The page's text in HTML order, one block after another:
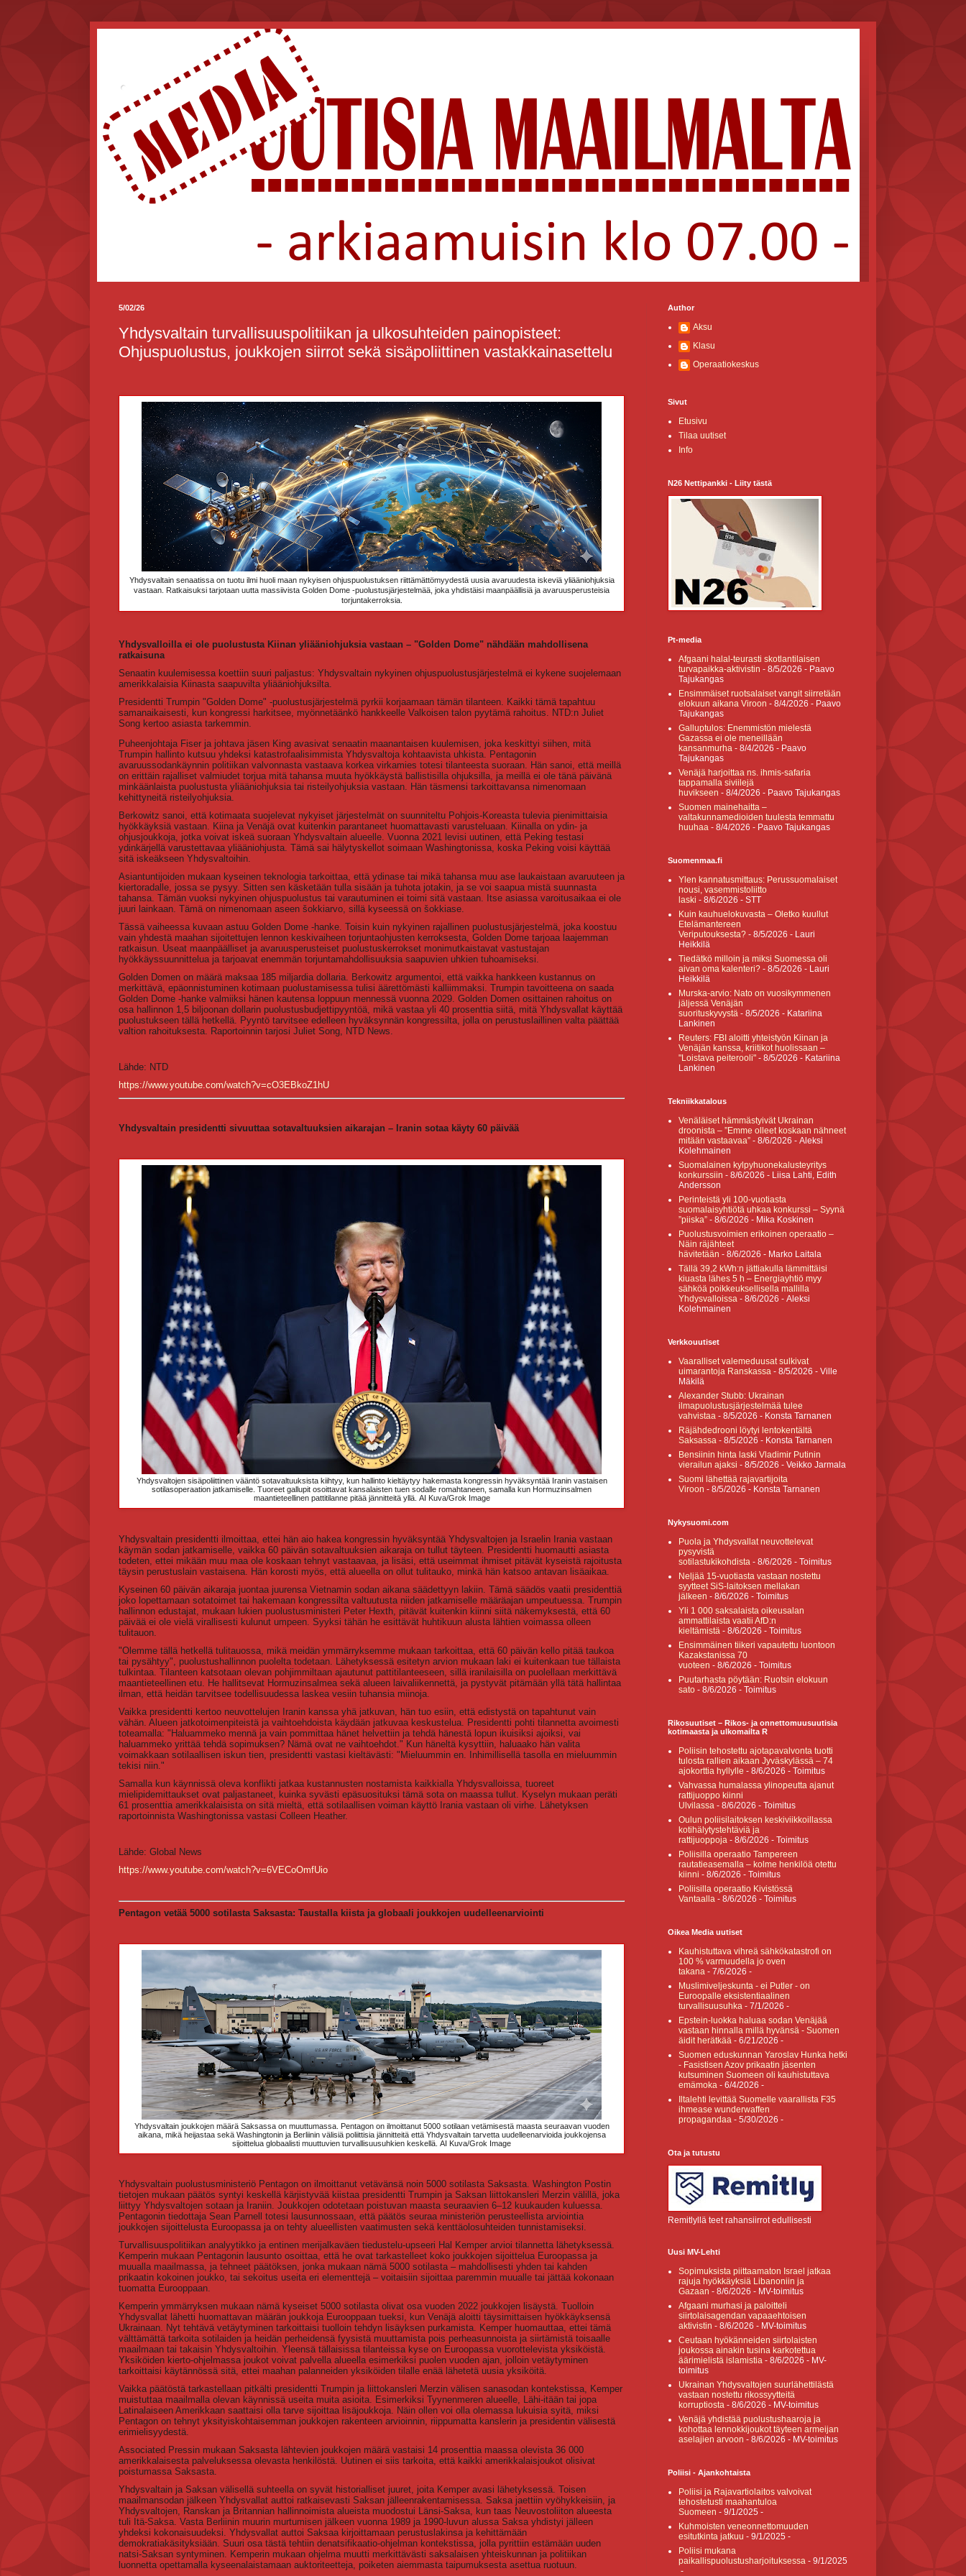
.
5/02/26
Yhdysvaltain turvallisuuspolitiikan ja ulkosuhteiden painopisteet:
Ohjuspuolustus, joukkojen siirrot sekä sisäpoliittinen vastakkainasettelu
Yhdysvaltain senaatissa on tuotu ilmi huoli maan nykyisen ohjuspuolustuksen riittämättömyydestä uusia avaruudesta iskeviä yliääniohjuksia
vastaan. Ratkaisuksi tarjotaan uutta massiivista Golden Dome -puolustusjärjestelmää, joka yhdistäisi maanpäällisiä ja avaruusperusteisia
torjuntakerroksia.
Yhdysvalloilla ei ole puolustusta Kiinan yliääniohjuksia vastaan – "Golden Dome" nähdään mahdollisena
ratkaisuna
Senaatin kuulemisessa koettiin suuri paljastus: Yhdysvaltain nykyinen ohjuspuolustusjärjestelmä ei kykene suojelemaan
amerikkalaisia Kiinasta saapuvilta yliääniohjuksilta.
Presidentti Trumpin "Golden Dome" -puolustusjärjestelmä pyrkii korjaamaan tämän tilanteen. Kaikki tämä tapahtuu
samanaikaisesti, kun kongressi harkitsee, myönnetäänkö hankkeelle Valkoisen talon pyytämä rahoitus. NTD:n Juliet
Song kertoo asiasta tarkemmin.
Puheenjohtaja Fiser ja johtava jäsen King avasivat senaatin maanantaisen kuulemisen, joka keskittyi siihen, mitä
Trumpin hallinto kutsuu yhdeksi katastrofaalisimmista Yhdysvaltoja kohtaavista uhkista. Pentagonin
avaruussodankäynnin politiikan valvonnasta vastaava korkea virkamies totesi tilanteesta suoraan. Hän sanoi, että meillä
on erittäin rajalliset valmiudet torjua mitä tahansa muuta hyökkäystä ballistisilla ohjuksilla, ja meillä ei ole tänä päivänä
minkäänlaista puolustusta yliääniohjuksia tai risteilyohjuksia vastaan. Hän täsmensi tarkoittavansa nimenomaan
kehittyneitä risteilyohjuksia.
Berkowitz sanoi, että kotimaata suojelevat nykyiset järjestelmät on suunniteltu Pohjois-Koreasta tulevia pienimittaisia
hyökkäyksiä vastaan. Kiina ja Venäjä ovat kuitenkin parantaneet huomattavasti varusteluaan. Kiinalla on ydin- ja
ohjusjoukkoja, jotka voivat iskeä suoraan Yhdysvaltain alueelle. Vuonna 2021 levisi uutinen, että Peking testasi
ydinkärjellä varustettavaa yliääniohjusta. Tämä sai hälytyskellot soimaan Washingtonissa, koska Peking voisi käyttää
sitä iskeäkseen Yhdysvaltoihin.
Asiantuntijoiden mukaan kyseinen teknologia tarkoittaa, että ydinase tai mikä tahansa muu ase laukaistaan avaruuteen ja
kiertoradalle, jossa se pysyy. Sitten sen käsketään tulla sisään ja tuhota jotakin, ja se voi saapua mistä suunnasta
tahansa. Tämän vuoksi nykyinen ohjuspuolustus tai varautuminen ei toimi sitä vastaan. Itse asiassa varoitusaikaa ei ole
juuri lainkaan. Tämä on nimenomaan aseen šokkiarvo, sillä kyseessä on šokkiase.
Tässä vaiheessa kuvaan astuu Golden Dome -hanke. Toisin kuin nykyinen rajallinen puolustusjärjestelmä, joka koostuu
vain yhdestä maahan sijoitettujen lennon keskivaiheen torjuntaohjusten kerroksesta, Golden Dome tarjoaa laajemman
ratkaisun. Useat maanpäälliset ja avaruusperusteiset puolustuskerrokset monimutkaistavat vastustajan
hyökkäyssuunnittelua ja tarjoavat enemmän torjuntamahdollisuuksia saapuvien uhkien tuhoamiseksi.
Golden Domen on määrä maksaa 185 miljardia dollaria. Berkowitz argumentoi, että vaikka hankkeen kustannus on
merkittävä, epäonnistuminen kotimaan puolustamisessa tulisi äärettömästi kalliimmaksi. Trumpin tavoitteena on saada
Golden Dome -hanke valmiiksi hänen kautensa loppuun mennessä vuonna 2029. Golden Domen osittainen rahoitus on
osa hallinnon 1,5 biljoonan dollarin puolustusbudjettipyyntöä, mikä vastaa yli 40 prosenttia siitä, mitä Yhdysvallat käyttää
puolustukseen tällä hetkellä. Pyyntö tarvitsee edelleen hyväksynnän kongressilta, jolla on perustuslaillinen valta päättää
valtion rahoituksesta. Raportoinnin tarjosi Juliet Song, NTD News.
Lähde: NTD
https://www.youtube.com/watch?v=cO3EBkoZ1hU
Yhdysvaltain presidentti sivuuttaa sotavaltuuksien aikarajan – Iranin sotaa käyty 60 päivää
Yhdysvaltojen sisäpoliittinen vääntö sotavaltuuksista kiihtyy, kun hallinto kieltäytyy hakemasta kongressin hyväksyntää Iranin vastaisen
sotilasoperaation jatkamiselle. Tuoreet gallupit osoittavat kansalaisten tuen sodalle romahtaneen, samalla kun Hormuzinsalmen
maantieteellinen pattitilanne pitää jännitteitä yllä. AI Kuva/Grok Image
Yhdysvaltain presidentti ilmoittaa, ettei hän aio hakea kongressin hyväksyntää Yhdysvaltojen ja Israelin Irania vastaan
käymän sodan jatkamiselle, vaikka 60 päivän sotavaltuuksien aikaraja on tullut täyteen. Presidentti huomautti asiasta
todeten, ettei mikään muu maa ole koskaan tehnyt vastaavaa, ja lisäsi, että useimmat ihmiset pitävät kyseistä rajoitusta
täysin perustuslain vastaisena. Hän korosti myös, että alueella on ollut tulitauko, minkä hän katsoo antavan lisäaikaa.
Kyseinen 60 päivän aikaraja juontaa juurensa Vietnamin sodan aikana säädettyyn lakiin. Tämä säädös vaatii presidenttiä
joko lopettamaan sotatoimet tai hakemaan kongressilta valtuutusta niiden jatkamiselle määräajan umpeutuessa. Trumpin
hallinnon edustajat, mukaan lukien puolustusministeri Peter Hexth, pitävät kuitenkin kiinni siitä näkemyksestä, että 60
päivää ei ole vielä virallisesti kulunut umpeen. Syyksi tähän he esittävät huhtikuun alusta lähtien voimassa olleen
tulitauon.
"Olemme tällä hetkellä tulitauossa, mikä meidän ymmärryksemme mukaan tarkoittaa, että 60 päivän kello pitää taukoa
tai pysähtyy", puolustushallinnon puolelta todetaan. Lähetyksessä esitetyn arvion mukaan laki ei kuitenkaan tue tällaista
tulkintaa. Tilanteen katsotaan olevan pohjimmiltaan ajautunut pattitilanteeseen, sillä iranilaisilla on puolellaan merkittävä
maantieteellinen etu. He hallitsevat Hormuzinsalmea sekä alueen laivaliikennettä, ja pystyvät pitämään yllä tätä hallintaa
ilman, että heidän tarvitsee todellisuudessa laskea vesiin tuhansia miinoja.
Vaikka presidentti kertoo neuvottelujen Iranin kanssa yhä jatkuvan, hän tuo esiin, että edistystä on tapahtunut vain
vähän. Alueen jatkotoimenpiteistä ja vaihtoehdoista käydään jatkuvaa keskustelua. Presidentti pohti tilannetta avoimesti
toteamalla: "Haluammeko mennä ja vain pommittaa hänet helvettiin ja tehdä hänestä lopun ikuisiksi ajoiksi, vai
haluammeko yrittää tehdä sopimuksen? Nämä ovat ne vaihtoehdot." Kun häneltä kysyttiin, haluaako hän valita
voimakkaan sotilaallisen iskun tien, presidentti vastasi kieltävästi: "Mieluummin en. Inhimillisellä tasolla en mieluummin
tekisi niin."
Samalla kun käynnissä oleva konflikti jatkaa kustannusten nostamista kaikkialla Yhdysvalloissa, tuoreet
mielipidemittaukset ovat paljastaneet, kuinka syvästi epäsuosituksi tämä sota on maassa tullut. Kyselyn mukaan peräti
61 prosenttia amerikkalaisista on sitä mieltä, että sotilaallisen voiman käyttö Irania vastaan oli virhe. Lähetyksen
raportoinnista Washingtonissa vastasi Colleen Heather.
Lähde: Global News
https://www.youtube.com/watch?v=6VECoOmfUio
Pentagon vetää 5000 sotilasta Saksasta: Taustalla kiista ja globaali joukkojen uudelleenarviointi
Yhdysvaltain joukkojen määrä Saksassa on muuttumassa. Pentagon on ilmoittanut 5000 sotilaan vetämisestä maasta seuraavan vuoden
aikana, mikä heijastaa sekä Washingtonin ja Berliinin välisiä poliittisia jännitteitä että Yhdysvaltain tarvetta uudelleenarvioida joukkojensa
sijoittelua globaalisti muuttuvien turvallisuusuhkien keskellä. AI Kuva/Grok Image
Yhdysvaltain puolustusministeriö Pentagon on ilmoittanut vetävänsä noin 5000 sotilasta Saksasta. Washington Postin
tietojen mukaan päätös syntyi keskellä kärjistyvää kiistaa presidentti Trumpin ja Saksan liittokansleri Merzin välillä, joka
liittyy Yhdysvaltojen sotaan ja Iraniin. Joukkojen odotetaan poistuvan maasta seuraavien 6–12 kuukauden kuluessa.
Pentagonin tiedottaja Sean Parnell totesi lausunnossaan, että päätös seuraa ministeriön perusteellista arviointia
joukkojen sijoittelusta Euroopassa ja on tehty alueellisten vaatimusten sekä kenttäolosuhteiden tunnistamiseksi.
Turvallisuuspolitiikan analyytikko ja entinen merijalkaväen tiedustelu-upseeri Hal Kemper arvioi tilannetta lähetyksessä.
Kemperin mukaan Pentagonin lausunto osoittaa, että he ovat tarkastelleet koko joukkojen sijoittelua Euroopassa ja
muualla maailmassa, ja tehneet päätöksen, jonka mukaan nämä 5000 sotilasta – mahdollisesti yhden tai kahden
prikaatin kokoinen joukko, tai sekoitus useita eri elementtejä – voitaisiin sijoittaa paremmin muualle tai jättää kokonaan
tuomatta Eurooppaan.
Kemperin ymmärryksen mukaan nämä kyseiset 5000 sotilasta olivat osa vuoden 2022 joukkojen lisäystä. Tuolloin
Yhdysvallat lähetti huomattavan määrän joukkoja Eurooppaan tueksi, kun Venäjä aloitti täysimittaisen hyökkäyksensä
Ukrainaan. Nyt tehtävä vetäytyminen tarkoittaisi tuolloin tehdyn lisäyksen purkamista. Kemper huomauttaa, ettei tämä
välttämättä tarkoita sotilaiden ja heidän perheidensä fyysistä muuttamista pois perheasunnoista ja siirtämistä toisaalle
maailmaan tai takaisin Yhdysvaltoihin. Yleensä tällaisissa tilanteissa kyse on Euroopassa vuorottelevista yksiköistä.
Yksiköiden kierto-ohjelmassa joukot voivat palvella alueella esimerkiksi puolen vuoden ajan, jolloin vetäytyminen
tarkoittaisi käytännössä sitä, ettei maahan palanneiden yksiköiden tilalle enää lähetetä uusia yksiköitä.
Vaikka päätöstä tarkastellaan pitkälti presidentti Trumpin ja liittokansleri Merzin välisen sanasodan kontekstissa, Kemper
muistuttaa maailmalla olevan käynnissä useita muita asioita. Esimerkiksi Tyynenmeren alueelle, Lähi-itään tai jopa
Latinalaiseen Amerikkaan saattaisi olla tarve sijoittaa lisäjoukkoja. Näin ollen voi olla olemassa lukuisia syitä, miksi
Pentagon on tehnyt yksityiskohtaisemman joukkojen rakenteen arvioinnin, riippumatta kanslerin ja presidentin välisestä
erimielisyydestä.
Associated Pressin mukaan Saksasta lähtevien joukkojen määrä vastaisi 14 prosenttia maassa olevista 36 000
amerikkalaisesta palveluksessa olevasta henkilöstä. Uutinen ei siis tarkoita, että kaikki amerikkalaisjoukot olisivat
poistumassa Saksasta.
Yhdysvaltain ja Saksan välisellä suhteella on syvät historialliset juuret, joita Kemper avasi lähetyksessä. Toisen
maailmansodan jälkeen Yhdysvallat auttoi ratkaisevasti Saksan jälleenrakentamisessa. Saksa jaettiin vyöhykkeisiin, ja
Yhdysvaltojen, Ranskan ja Britannian hallinnoimista alueista muodostui Länsi-Saksa, kun taas Neuvostoliiton alueesta
tuli Itä-Saksa. Vasta Berliinin muurin murtumisen jälkeen vuonna 1989 ja 1990-luvun alussa Saksa yhdistyi jälleen
yhdeksi kokonaisuudeksi. Yhdysvallat auttoi Saksaa kirjoittamaan perustuslakinsa ja kehittämään
demokratiakäsityksiään. Suuri osa tästä tehtiin denatsifikaatio-ohjelman kontekstissa, jolla pyrittiin estämään uuden
natsi-Saksan syntyminen. Kemperin mukaan ohjelma muutti merkittävästi saksalaisen yhteiskunnan ja politiikan
luonnetta opettamalla kyseenalaistamaan auktoriteetteja, poiketen aiemmasta taipumuksesta asettua ruotuun.
Author
Aksu
Klasu
Operaatiokeskus
Sivut
Etusivu
Tilaa uutiset
Info
N26 Nettipankki - Liity tästä
Pt-media
Afgaani halal-teurasti skotlantilaisen
turvapaikka-aktivistin - 8/5/2026 - Paavo
Tajukangas
Ensimmäiset ruotsalaiset vangit siirretään
elokuun aikana Viroon - 8/4/2026 - Paavo
Tajukangas
Galluptulos: Enemmistön mielestä
Gazassa ei ole meneillään
kansanmurha - 8/4/2026 - Paavo
Tajukangas
Venäjä harjoittaa ns. ihmis-safaria
tappamalla siviilejä
huvikseen - 8/4/2026 - Paavo Tajukangas
Suomen mainehaitta –
valtakunnamedioiden tuulesta temmattu
huuhaa - 8/4/2026 - Paavo Tajukangas
Suomenmaa.fi
Ylen kannatusmittaus: Perussuomalaiset
nousi, vasemmistoliitto
laski - 8/6/2026 - STT
Kuin kauhuelokuvasta – Oletko kuullut
Etelämantereen
Veriputouksesta? - 8/5/2026 - Lauri
Heikkilä
Tiedätkö milloin ja miksi Suomessa oli
aivan oma kalenteri? - 8/5/2026 - Lauri
Heikkilä
Murska-arvio: Nato on vuosikymmenen
jäljessä Venäjän
suorituskyvystä - 8/5/2026 - Katariina
Lankinen
Reuters: FBI aloitti yhteistyön Kiinan ja
Venäjän kanssa, kriitikot huolissaan –
"Loistava peiterooli" - 8/5/2026 - Katariina
Lankinen
Tekniikkatalous
Venäläiset hämmästyivät Ukrainan
droonista – ”Emme olleet koskaan nähneet
mitään vastaavaa” - 8/6/2026 - Aleksi
Kolehmainen
Suomalainen kylpyhuonekalusteyritys
konkurssiin - 8/6/2026 - Liisa Lahti, Edith
Andersson
Perinteistä yli 100-vuotiasta
suomalaisyhtiötä uhkaa konkurssi – Syynä
”piiska” - 8/6/2026 - Mika Koskinen
Puolustusvoimien erikoinen operaatio –
Näin räjähteet
hävitetään - 8/6/2026 - Marko Laitala
Tällä 39,2 kWh:n jättiakulla lämmittäisi
kiuasta lähes 5 h – Energiayhtiö myy
sähköä poikkeuksellisella mallilla
Yhdysvalloissa - 8/6/2026 - Aleksi
Kolehmainen
Verkkouutiset
Vaaralliset valemeduusat sulkivat
uimarantoja Ranskassa - 8/5/2026 - Ville
Mäkilä
Alexander Stubb: Ukrainan
ilmapuolustusjärjestelmää tulee
vahvistaa - 8/5/2026 - Konsta Tarnanen
Räjähdedrooni löytyi lentokentältä
Saksassa - 8/5/2026 - Konsta Tarnanen
Bensiinin hinta laski Vladimir Putinin
vierailun ajaksi - 8/5/2026 - Veikko Jarmala
Suomi lähettää rajavartijoita
Viroon - 8/5/2026 - Konsta Tarnanen
Nykysuomi.com
Puola ja Yhdysvallat neuvottelevat
pysyvistä
sotilastukikohdista - 8/6/2026 - Toimitus
Neljää 15-vuotiasta vastaan nostettu
syytteet SiS-laitoksen mellakan
jälkeen - 8/6/2026 - Toimitus
Yli 1 000 saksalaista oikeusalan
ammattilaista vaatii AfD:n
kieltämistä - 8/6/2026 - Toimitus
Ensimmäinen tiikeri vapautettu luontoon
Kazakstanissa 70
vuoteen - 8/6/2026 - Toimitus
Puutarhasta pöytään: Ruotsin elokuun
sato - 8/6/2026 - Toimitus
Rikosuutiset – Rikos- ja onnettomuusuutisia
kotimaasta ja ulkomailta R
Poliisin tehostettu ajotapavalvonta tuotti
tulosta rallien aikaan Jyväskylässä – 74
ajokorttia hyllylle - 8/6/2026 - Toimitus
Vahvassa humalassa ylinopeutta ajanut
rattijuoppo kiinni
Ulvilassa - 8/6/2026 - Toimitus
Oulun poliisilaitoksen keskiviikkoillassa
kotihälytystehtäviä ja
rattijuoppoja - 8/6/2026 - Toimitus
Poliisilla operaatio Tampereen
rautatieasemalla – kolme henkilöä otettu
kiinni - 8/6/2026 - Toimitus
Poliisilla operaatio Kivistössä
Vantaalla - 8/6/2026 - Toimitus
Oikea Media uutiset
Kauhistuttava vihreä sähkökatastrofi on
100 % varmuudella jo oven
takana - 7/6/2026 -
Muslimiveljeskunta - ei Putler - on
Euroopalle eksistentiaalinen
turvallisuusuhka - 7/1/2026 -
Epstein-luokka haluaa sodan Venäjää
vastaan hinnalla millä hyvänsä - Suomen
äidit herätkää - 6/21/2026 -
Suomen eduskunnan Yaroslav Hunka hetki
- Fasistisen Azov prikaatin jäsenten
kutsuminen Suomeen oli kauhistuttava
emämoka - 6/4/2026 -
Iltalehti levittää Suomelle vaarallista F35
ihmease wunderwaffen
propagandaa - 5/30/2026 -
Ota ja tutustu
Remitlyllä teet rahansiirrot edullisesti
Uusi MV-Lehti
Sopimuksista piittaamaton Israel jatkaa
rajuja hyökkäyksiä Libanoniin ja
Gazaan - 8/6/2026 - MV-toimitus
Afgaani murhasi ja paloitteli
siirtolaisagendan vapaaehtoisen
aktivistin - 8/6/2026 - MV-toimitus
Ceutaan hyökänneiden siirtolaisten
joukossa ainakin tusina karkotettua
äärimielistä islamistia - 8/6/2026 - MV-
toimitus
Ukrainan Yhdysvaltojen suurlähettilästä
vastaan nostettu rikossyytteitä
korruptiosta - 8/6/2026 - MV-toimitus
Venäjä yhdistää puolustushaaroja ja
kohottaa lennokkijoukot täyteen armeijan
aselajien arvoon - 8/6/2026 - MV-toimitus
Poliisi - Ajankohtaista
Poliisi ja Rajavartiolaitos valvoivat
tehostetusti maahantuloa
Suomeen - 9/1/2025 -
Kuhmoisten veneonnettomuuden
esitutkinta jatkuu - 9/1/2025 -
Poliisi mukana
paikallispuolustusharjoituksessa - 9/1/2025
-